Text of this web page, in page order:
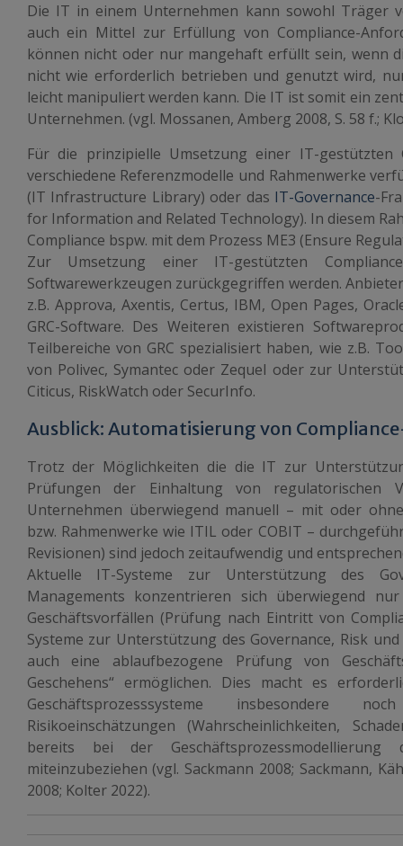
Die IT in einem Unternehmen kann sowohl Träger
auch ein Mittel zur Erfüllung von Compliance-
können nicht oder nur mangehaft erfüllt sein, wenn
nicht wie erforderlich betrieben und genutzt wird,
leicht manipuliert werden kann. Die IT ist somit ein
Unternehmen. (vgl. Mossanen, Amberg 2008, S. 58 f.;
Für die prinzipielle Umsetzung einer IT-gestützten
verschiedene Referenzmodelle und Rahmenwerke
(IT Infrastructure Library) oder das IT-Governance-
for Information and Related Technology). In diesem
Compliance bspw. mit dem Prozess ME3 (Ensure
Zur Umsetzung einer IT-gestützten
Softwarewerkzeugen zurückgegriffen werden.
z.B. Approva, Axentis, Certus, IBM, Open Pages,
GRC-Software. Des Weiteren existieren
Teilbereiche von GRC spezialisiert haben, wie z.B.
von Polivec, Symantec oder Zequel oder zur
Citicus, RiskWatch oder SecurInfo.
Ausblick: Automatisierung von
Trotz der Möglichkeiten die die IT zur
Prüfungen der Einhaltung von regulatorischen
Unternehmen überwiegend manuell – mit oder
bzw. Rahmenwerke wie ITIL oder COBIT –
Revisionen) sind jedoch zeitaufwendig und
Aktuelle IT-Systeme zur Unterstützung des
Managements konzentrieren sich überwiegend
Geschäftsvorfällen (Prüfung nach Eintritt von
Systeme zur Unterstützung des Governance, Risk
auch eine ablaufbezogene Prüfung von
Geschehens“ ermöglichen. Dies macht es
Geschäftsprozesssysteme insbesondere
Risikoeinschätzungen (Wahrscheinlichkeiten,
bereits bei der
miteinzubeziehen (vgl. Sackmann 2008; Sackmann,
2008; Kolter 2022).